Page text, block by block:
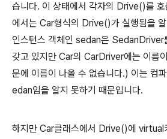
습니다. 이 상태에서 각자의 Drive()를
에서는 Car형식의 Drive()가 실행됨을
인스턴스 객체인 sedan은 SedanDriver
갖고 있지만 Car의 CarDriver에는 이름
문에 이름이 나올 수 없습니다.) 이는 컴
edan임을 알지 못하기 때문입니다.
하지만 Car클래스에서 Drive()에 virtual